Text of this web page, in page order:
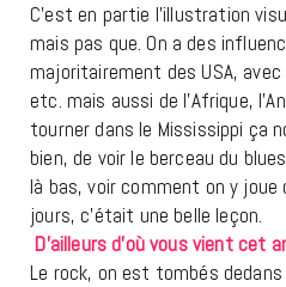
C’est en partie l’illustration
mais pas que. On a des
majoritairement des USA,
etc. mais aussi de l’Afrique,
tourner dans le Mississippi ça
bien, de voir le berceau du
là bas, voir comment on y
jours, c’était une belle leçon.
D’ailleurs d’où vous vient cet
Le rock, on est tombés